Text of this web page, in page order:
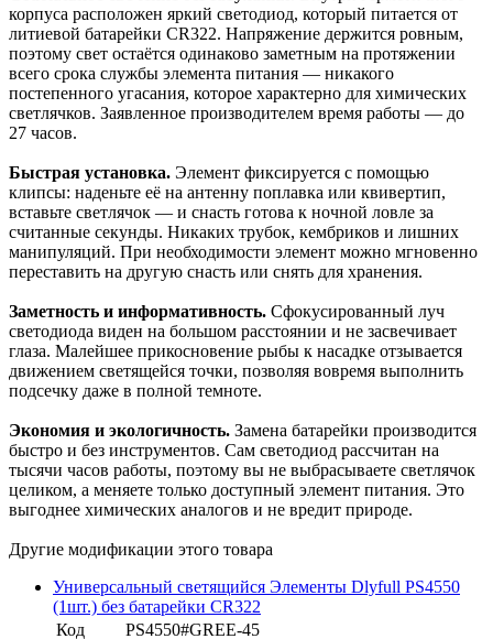
корпуса расположен яркий светодиод, который питается от
литиевой батарейки CR322. Напряжение держится ровным,
поэтому свет остаётся одинаково заметным на протяжении
всего срока службы элемента питания — никакого
постепенного угасания, которое характерно для химических
светлячков. Заявленное производителем время работы — до
27 часов.
Быстрая установка. Элемент фиксируется с помощью
клипсы: наденьте её на антенну поплавка или квивертип,
вставьте светлячок — и снасть готова к ночной ловле за
считанные секунды. Никаких трубок, кембриков и лишних
манипуляций. При необходимости элемент можно мгновенно
переставить на другую снасть или снять для хранения.
Заметность и информативность. Сфокусированный луч
светодиода виден на большом расстоянии и не засвечивает
глаза. Малейшее прикосновение рыбы к насадке отзывается
движением светящейся точки, позволяя вовремя выполнить
подсечку даже в полной темноте.
Экономия и экологичность. Замена батарейки производится
быстро и без инструментов. Сам светодиод рассчитан на
тысячи часов работы, поэтому вы не выбрасываете светлячок
целиком, а меняете только доступный элемент питания. Это
выгоднее химических аналогов и не вредит природе.
Другие модификации этого товара
Универсальный светящийся Элементы Dlyfull PS4550
(1шт.) без батарейки CR322
Код
PS4550#GREE-45